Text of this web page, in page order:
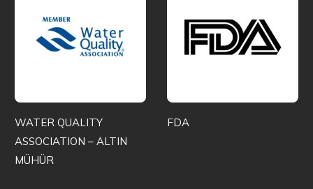
WATER QUALITY
ASSOCIATION – ALTIN
MÜHÜR
FDA